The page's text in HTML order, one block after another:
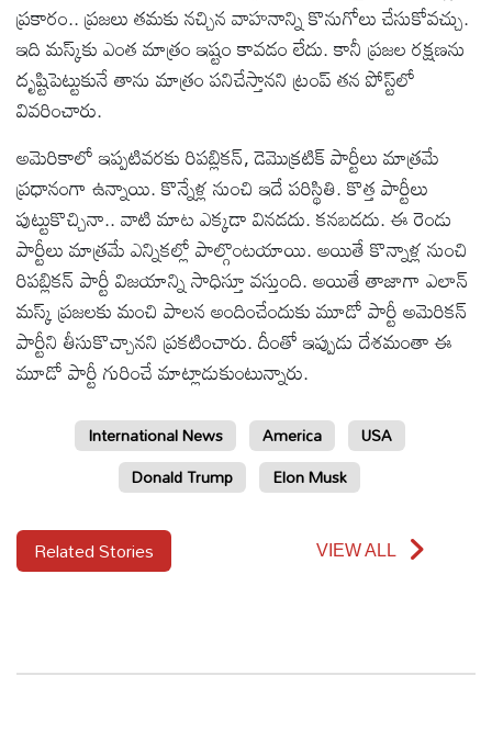
ప్రకారం.. ప్రజలు తమకు నచ్చిన వాహనాన్ని కొనుగోలు చేసుకోవచ్చు.
ఇది మస్క్‌కు ఎంత మాత్రం ఇష్టం కావడం లేదు. కానీ ప్రజల రక్షణను
దృష్టిపెట్టుకునే తాను మాత్రం పనిచేస్తానని ట్రంప్ తన పోస్ట్‌లో
వివరించారు.
అమెరికాలో ఇప్పటివరకు రిపబ్లికన్, డెమొక్రటిక్ పార్టీలు మాత్రమే
ప్రధానంగా ఉన్నాయి. కొన్నేళ్ల నుంచి ఇదే పరిస్థితి. కొత్త పార్టీలు
పుట్టుకొచ్చినా.. వాటి మాట ఎక్కడా వినడదు. కనబడదు. ఈ రెండు
పార్టీలు మాత్రమే ఎన్నికల్లో పాల్గొంటయాయి. అయితే కొన్నాళ్ల నుంచి
రిపబ్లికన్ పార్టీ విజయాన్ని సాధిస్తూ వస్తుంది. అయితే తాజాగా ఎలాన్
మస్క్ ప్రజలకు మంచి పాలన అందించేందుకు మూడో పార్టీ అమెరికన్
పార్టీని తీసుకొచ్చానని ప్రకటించారు. దీంతో ఇప్పుడు దేశమంతా ఈ
మూడో పార్టీ గురించే మాట్లాడుకుంటున్నారు.
International News America
USA
Donald Trump
Elon Musk
Related Stories VIEW ALL